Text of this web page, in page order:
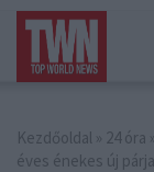
Kezdőoldal » 24 óra
éves énekes új